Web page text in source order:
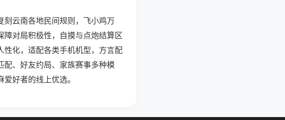
云南各地民间规则，飞小鸡万
对局积极性，自摸与点炮结算区
性化，适配各类手机机型，方言配
配、好友约局、家族赛事多种模
好者的线上优选。